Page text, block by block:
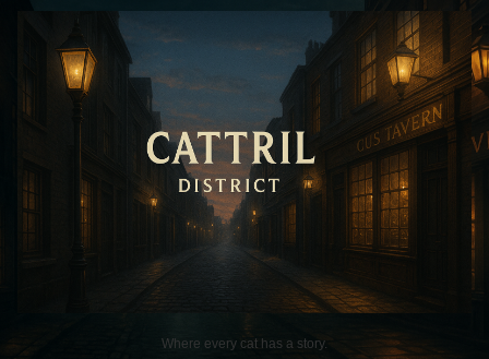
Where every cat has a story.